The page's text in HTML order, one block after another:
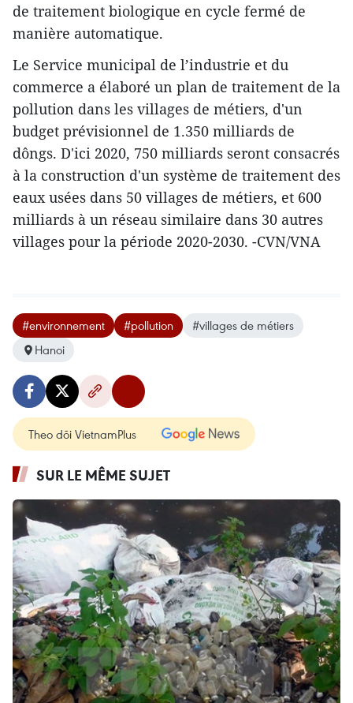
de traitement biologique en cycle fermé de
manière automatique.
Le Service municipal de l’industrie et du
commerce a élaboré un plan de traitement de la
pollution dans les villages de métiers, d'un
budget prévisionnel de 1.350 milliards de
dôngs. D'ici 2020, 750 milliards seront consacrés
à la construction d'un système de traitement des
eaux usées dans 50 villages de métiers, et 600
milliards à un réseau similaire dans 30 autres
villages pour la période 2020-2030. -CVN/VNA
#environnement #pollution
#villages de métiers
Hanoi
Theo dõi VietnamPlus
SUR LE MÊME SUJET